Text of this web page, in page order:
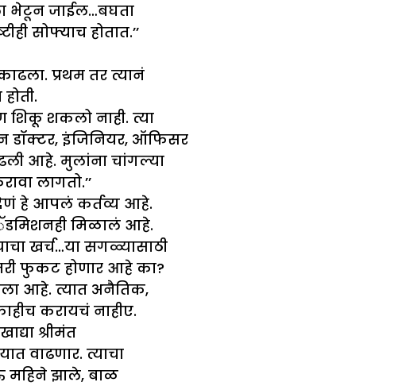
भेटून जाईल…बघता
सोफ्याच होतात.’’
प्रथम तर त्यानं
शिकू शकलो नाही. त्या
इंजिनियर, ऑफिसर
आहे. मुलांना चांगल्या
लागतो.’’
हे आपलं कर्तव्य आहे.
मिळालं आहे.
खर्च…या सगळ्यासाठी
फुकट होणार आहे का?
आहे. त्यात अनैतिक,
करायचं नाहीए.
श्रीमंत
वाढणार. त्याचा
महिने झाले, बाळ